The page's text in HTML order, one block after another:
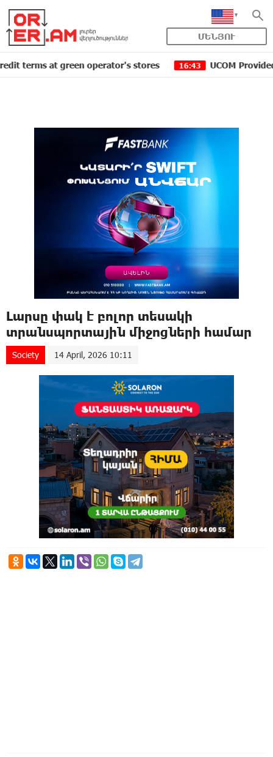
ՄԵՆՅՈՒ
at green operator's stores 16:43 UCOM Provided
Լարսը փակ է բոլոր տեսակի
տրանսպորտային միջոցների համար
Society 14 April, 2026 10:11